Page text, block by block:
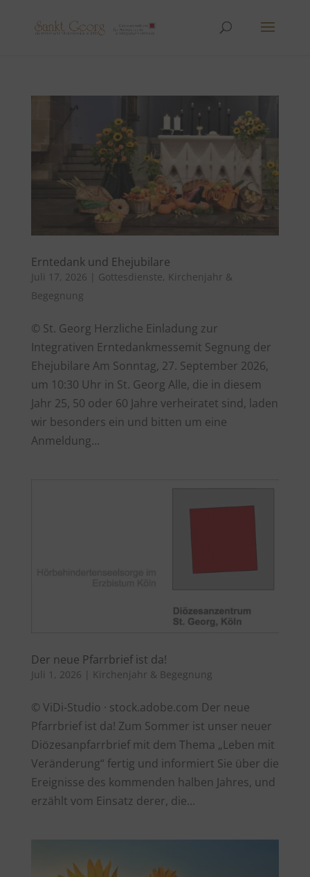
Erntedank und Ehejubilare
Juli 17, 2026 Gottesdienste, Kirchenjahr &
Begegnung
© St. Georg Herzliche Einladung zur
Integrativen Erntedankmessemit Segnung der
Ehejubilare Am Sonntag, 27. September 2026,
um 10:30 Uhr in St. Georg Alle, die in diesem
Jahr 25, 50 oder 60 Jahre verheiratet sind, laden
wir besonders ein und bitten um eine
Anmeldung...
Der neue Pfarrbrief ist da!
Juli 1, 2026 Kirchenjahr & Begegnung
© ViDi-Studio · stock.adobe.com Der neue
Pfarrbrief ist da! Zum Sommer ist unser neuer
Diözesanpfarrbrief mit dem Thema „Leben mit
Veränderung“ fertig und informiert Sie über die
Ereignisse des kommenden halben Jahres, und
erzählt vom Einsatz derer, die...